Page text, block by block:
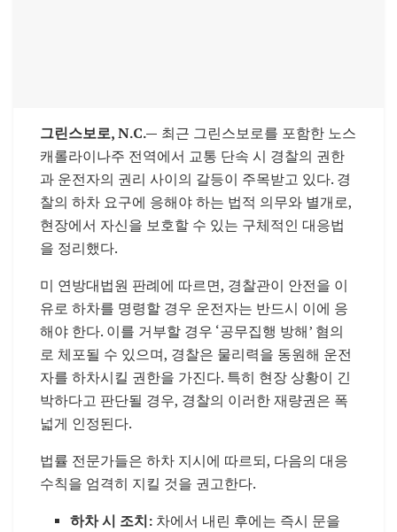
그린스보로, N.C.— 최근 그린스보로를 포함한 노스
캐롤라이나주 전역에서 교통 단속 시 경찰의 권한
과 운전자의 권리 사이의 갈등이 주목받고 있다. 경
찰의 하차 요구에 응해야 하는 법적 의무와 별개로,
현장에서 자신을 보호할 수 있는 구체적인 대응법
을 정리했다.
미 연방대법원 판례에 따르면, 경찰관이 안전을 이
유로 하차를 명령할 경우 운전자는 반드시 이에 응
해야 한다. 이를 거부할 경우 ‘공무집행 방해’ 혐의
로 체포될 수 있으며, 경찰은 물리력을 동원해 운전
자를 하차시킬 권한을 가진다. 특히 현장 상황이 긴
박하다고 판단될 경우, 경찰의 이러한 재량권은 폭
넓게 인정된다.
법률 전문가들은 하차 지시에 따르되, 다음의 대응
수칙을 엄격히 지킬 것을 권고한다.
하차 시 조치: 차에서 내린 후에는 즉시 문을